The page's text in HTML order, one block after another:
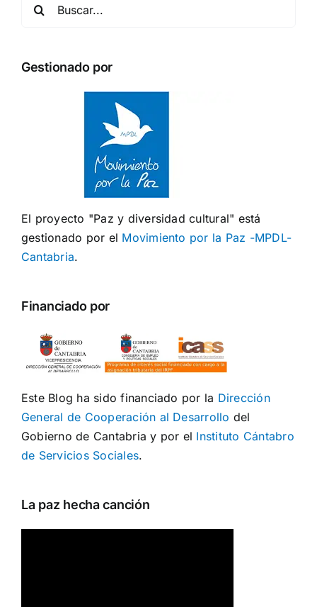
Gestionado por
El proyecto "Paz y diversidad cultural" está
gestionado por el Movimiento por la Paz -MPDL-
Cantabria.
Financiado por
Este Blog ha sido financiado por la Dirección
General de Cooperación al Desarrollo del
Gobierno de Cantabria y por el Instituto Cántabro
de Servicios Sociales.
La paz hecha canción